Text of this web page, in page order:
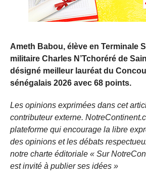
Ameth Babou, élève en Terminale
militaire Charles N’Tchoréré de
désigné meilleur lauréat du
sénégalais 2026 avec 68 points.
Les opinions exprimées dans cet
contributeur externe.
plateforme qui encourage la libre
des opinions et les débats
notre charte éditoriale « Sur
est invité à publier ses idées »